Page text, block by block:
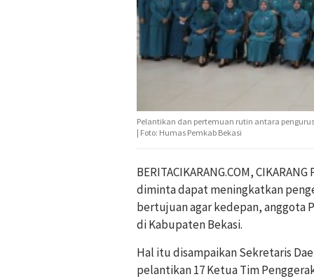
Pelantikan dan pertemuan rutin antara
| Foto: Humas Pemkab Bekasi
BERITACIKARANG.COM,
diminta dapat meningkatkan
bertujuan agar kedepan, anggota
di Kabupaten Bekasi.
Hal itu disampaikan Sekretaris
pelantikan 17 Ketua Tim